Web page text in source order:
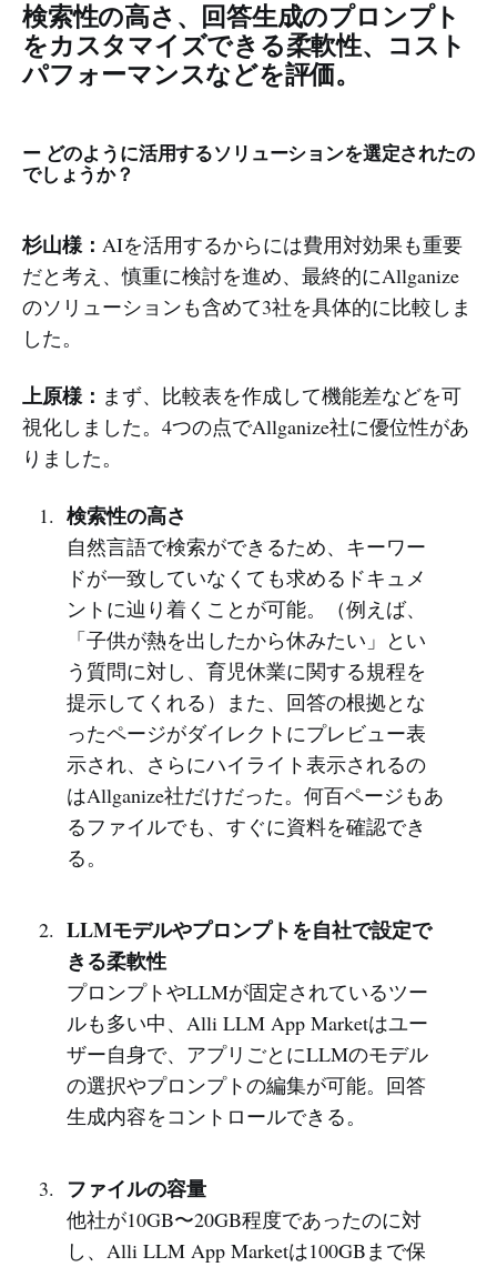
検索性の高さ、回答生成のプロンプト
をカスタマイズできる柔軟性、コスト
パフォーマンスなどを評価。
ー どのように活用するソリューションを選定されたの
でしょうか？
杉山様： AIを活用するからには費用対効果も重要
だと考え、慎重に検討を進め、最終的にAllganize
のソリューションも含めて3社を具体的に比較しま
した。
上原様： まず、比較表を作成して機能差などを可
視化しました。4つの点でAllganize社に優位性があ
りました。
検索性の高さ
自然言語で検索ができるため、キーワー
ドが一致していなくても求めるドキュメ
ントに辿り着くことが可能。（例えば、
「子供が熱を出したから休みたい」とい
う質問に対し、育児休業に関する規程を
提示してくれる）また、回答の根拠とな
ったページがダイレクトにプレビュー表
示され、さらにハイライト表示されるの
はAllganize社だけだった。何百ページもあ
るファイルでも、すぐに資料を確認でき
る。
LLMモデルやプロンプトを自社で設定で
きる柔軟性
プロンプトやLLMが固定されているツー
ルも多い中、Alli LLM App Marketはユー
ザー自身で、アプリごとにLLMのモデル
の選択やプロンプトの編集が可能。回答
生成内容をコントロールできる。
ファイルの容量
他社が10GB〜20GB程度であったのに対
し、Alli LLM App Marketは100GBまで保